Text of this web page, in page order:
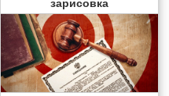
зарисовка